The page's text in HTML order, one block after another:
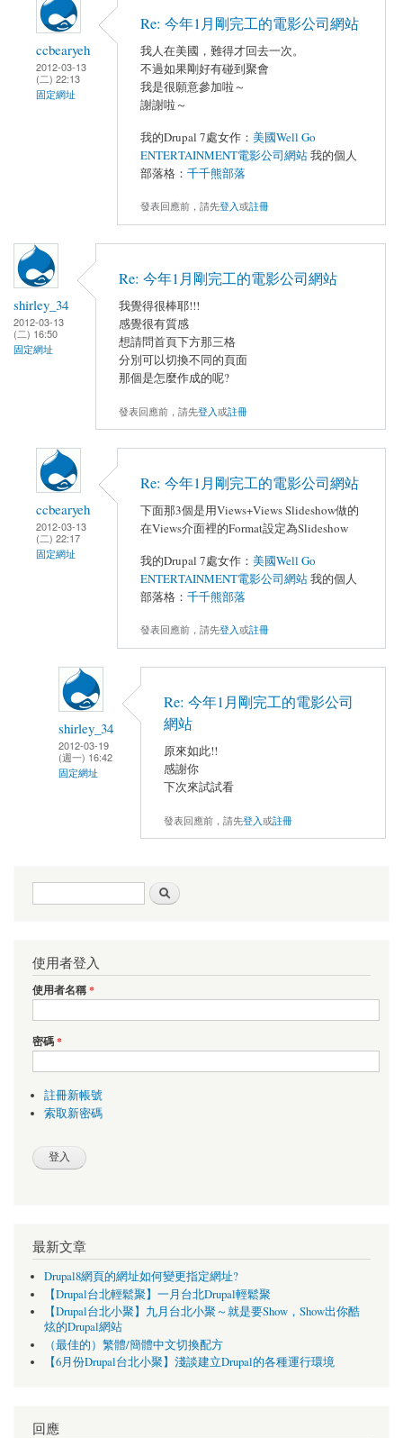
ccbearyeh
2012-03-13
(二) 22:13
固定網址
Re: 今年1月剛完工的電影公司網站
我人在美國，難得才回去一次。
不過如果剛好有碰到聚會
我是很願意參加啦～
謝謝啦～
我的Drupal 7處女作： 美國Well Go
ENTERTAINMENT電影公司網站我的個人
部落格： 千千熊部落
發表回應前，請先登入或註冊
shirley_34
2012-03-13
(二) 16:50
固定網址
Re: 今年1月剛完工的電影公司網站
我覺得很棒耶!!!
感覺很有質感
想請問首頁下方那三格
分別可以切換不同的頁面
那個是怎麼作成的呢?
發表回應前，請先登入或註冊
ccbearyeh
2012-03-13
(二) 22:17
固定網址
Re: 今年1月剛完工的電影公司網站
下面那3個是用Views+Views Slideshow做的
在Views介面裡的Format設定為Slideshow
我的Drupal 7處女作： 美國Well Go
ENTERTAINMENT電影公司網站我的個人
部落格： 千千熊部落
發表回應前，請先登入或註冊
shirley_34
2012-03-19
(週一) 16:42
固定網址
Re: 今年1月剛完工的電影公司
網站
原來如此!!
感謝你
下次來試試看
發表回應前，請先登入或註冊
搜尋表單
使用者登入
使用者名稱*
密碼*
註冊新帳號
索取新密碼
最新文章
Drupal8網頁的網址如何變更指定網址?
【Drupal台北輕鬆聚】一月台北Drupal輕鬆聚
【Drupal台北小聚】九月台北小聚～就是要Show，Show出你酷
炫的Drupal網站
（最佳的）繁體/簡體中文切換配方
【6月份Drupal台北小聚】淺談建立Drupal的各種運行環境
回應